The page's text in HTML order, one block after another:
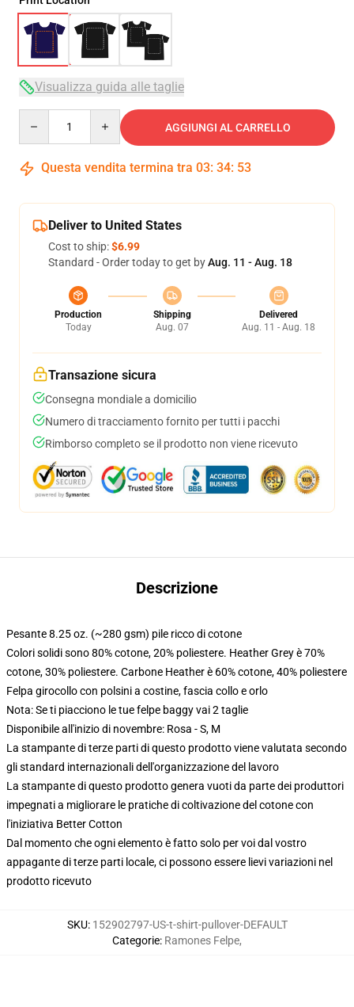
Visualizza guida alle taglie
AGGIUNGI AL CARRELLO
Questa vendita termina tra 03: 34: 53
Deliver to United States
Cost to ship:$6.99
Standard - Order today to get byAug. 11 - Aug. 18
Production
Today
Shipping
Aug. 07
Delivered
Aug. 11 - Aug. 18
Transazione sicura
Consegna mondiale a domicilio
Numero di tracciamento fornito per tutti i pacchi
Rimborso completo se il prodotto non viene ricevuto
Descrizione
Pesante 8.25 oz. (~280 gsm) pile ricco di cotone
Colori solidi sono 80% cotone, 20% poliestere. Heather Grey è 70%
cotone, 30% poliestere. Carbone Heather è 60% cotone, 40% poliestere
Felpa girocollo con polsini a costine, fascia collo e orlo
Nota: Se ti piacciono le tue felpe baggy vai 2 taglie
Disponibile all'inizio di novembre: Rosa - S, M
La stampante di terze parti di questo prodotto viene valutata secondo
gli standard internazionali dell'organizzazione del lavoro
La stampante di questo prodotto genera vuoti da parte dei produttori
impegnati a migliorare le pratiche di coltivazione del cotone con
l'iniziativa Better Cotton
Dal momento che ogni elemento è fatto solo per voi dal vostro
appagante di terze parti locale, ci possono essere lievi variazioni nel
prodotto ricevuto
SKU: 152902797-US-t-shirt-pullover-DEFAULT
Categorie: Ramones Felpe,